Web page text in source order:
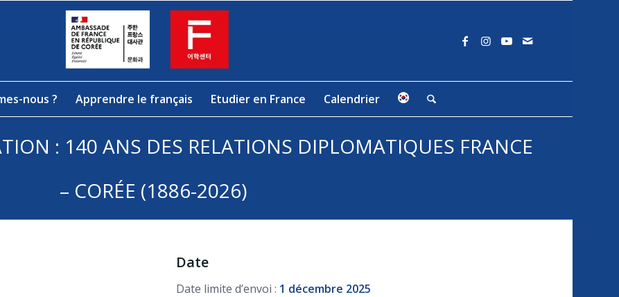
nous ? Apprendre le français Etudier en France Calendrier
: 140 ANS DES RELATIONS DIPLOMATIQUES FRANCE
– CORÉE (1886-2026)
Date
Date limite d’envoi : 1 décembre 2025